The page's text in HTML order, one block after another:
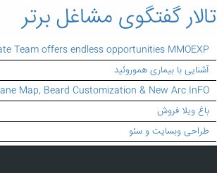
تالار گفتگوی مشاغل برتر
Team offers endless opportunities MMOEXP
آشنایی با بیماری هموروئید
Map, Beard Customization & New Arc InFO
باغ ویلا فروش
طراحی وبسایت و سئو